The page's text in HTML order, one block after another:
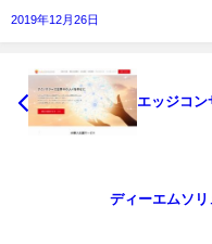
2019年12月26日
エッジコン
ディーエムソ